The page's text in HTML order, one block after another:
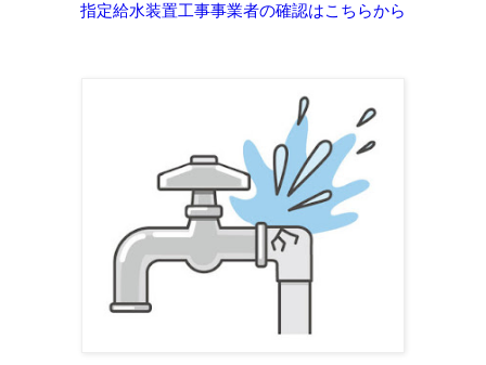
指定給水装置工事事業者の確認はこちらから